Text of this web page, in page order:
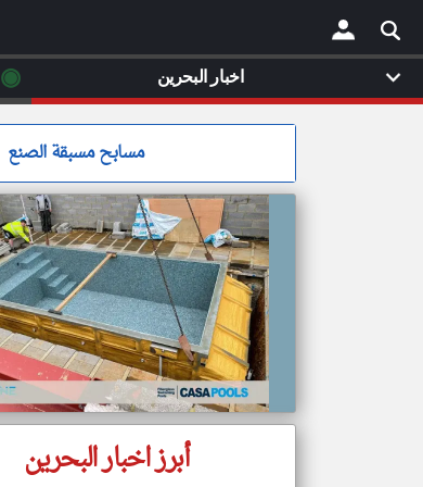
× مسابح مسبقة الصنع
أبرز اخبار البحرين
اخبار البحرين ◉